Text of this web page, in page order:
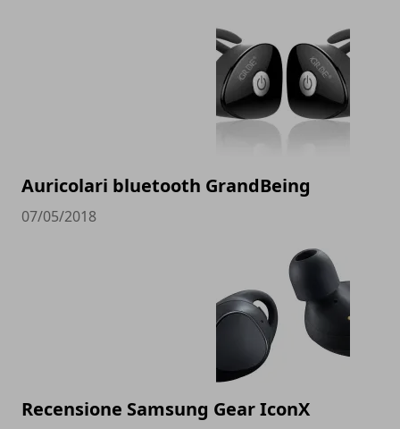
Auricolari bluetooth GrandBeing
07/05/2018
Recensione Samsung Gear IconX